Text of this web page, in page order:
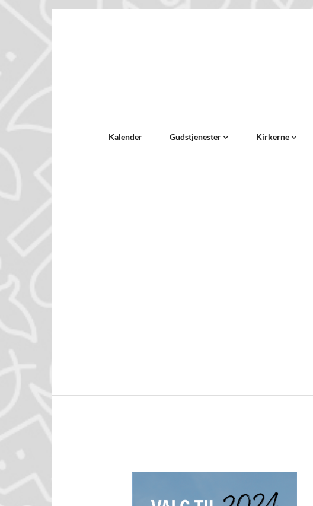
Kalender Gudstjenester Kirkerne